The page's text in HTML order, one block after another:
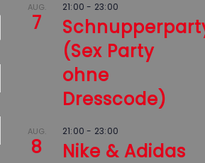
AUG.
7
21:00 - 23:00
(Sex Party
ohne
Dresscode)
AUG.
8
21:00 - 23:00
Nike & Adidas